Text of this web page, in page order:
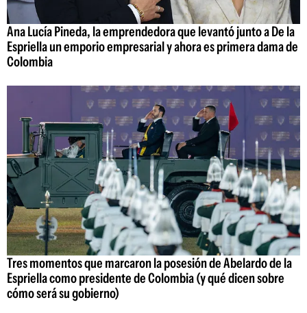
Ana Lucía Pineda, la emprendedora que levantó junto a De la
Espriella un emporio empresarial y ahora es primera dama de
Colombia
Tres momentos que marcaron la posesión de Abelardo de la
Espriella como presidente de Colombia (y qué dicen sobre
cómo será su gobierno)